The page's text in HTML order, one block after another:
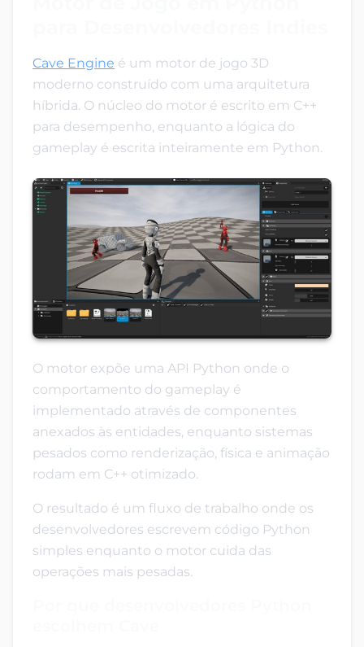
Cave Engine é um motor de jogo 3D
moderno construído com uma arquitetura
híbrida. O núcleo do motor é escrito em C++
para desempenho, enquanto a lógica do
gameplay é escrita inteiramente em Python.
O motor expõe uma API Python onde o
comportamento do gameplay é
implementado através de componentes
anexados às entidades, enquanto sistemas
pesados como renderização, física e animação
rodam em C++ otimizado.
O resultado é um fluxo de trabalho onde os
desenvolvedores escrevem código Python
simples enquanto o motor cuida das
operações mais pesadas.